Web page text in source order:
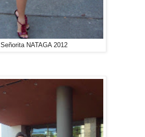
Señorita NATAGA 2012